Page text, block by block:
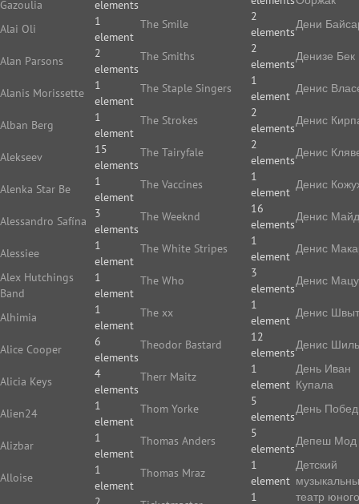
Gazoulia
elements
Alai Oli
1
element
Alan Parsons
2
elements
Alanis Morissette
1
element
Alban Berg
1
element
Alekseev
15
elements
Alenka Star Be
1
element
Alessandro Safína
3
elements
Alessiee
1
element
Alex Hutchings
Band
1
element
Alhimia
1
element
Alice Cooper
6
elements
Alicia Keys
4
elements
Alien24
1
element
Alizbar
1
element
Alloise
1
element
The Smile
2
elements
The Smiths
2
elements
The Staple Singers
1
element
The Strokes
2
elements
The Tairyfale
2
elements
The Vaccines
1
element
The Weeknd
16
elements
The White Stripes
1
element
The Who
3
elements
The xx
1
element
Theodor Bastard
12
elements
Therr Maitz
1
element
Thom Yorke
5
elements
Thomas Anders
5
elements
Thomas Mraz
1
element
1
Дени
Денизе Бек
Денис
Денис
Денис
Денис
Денис
Денис
Денис
Денис
Денис
День Иван
Купала
День
Депеш Мод
Детский
театр юного